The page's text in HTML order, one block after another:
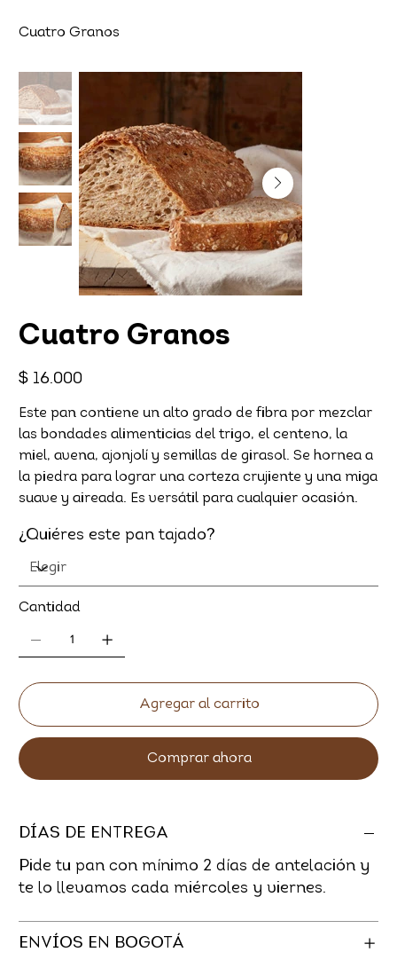
Cuatro Granos
Cuatro Granos
Precio
$ 16.000
Este pan contiene un alto grado de fibra por mezclar
las bondades alimenticias del trigo, el centeno, la
miel, avena, ajonjolí y semillas de girasol. Se hornea a
la piedra para lograr una corteza crujiente y una miga
suave y aireada. Es versátil para cualquier ocasión.
¿Quiéres este pan tajado?
Cantidad
Agregar al carrito
Comprar ahora
DÍAS DE ENTREGA
Pide tu pan con mínimo 2 dí­as de antelación y
te lo llevamos cada miércoles y viernes.
ENVÍOS EN BOGOTÁ